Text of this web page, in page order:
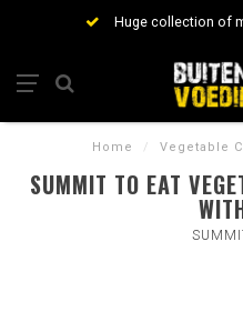
Huge collection of
Home / Vegetable
SUMMIT TO EAT